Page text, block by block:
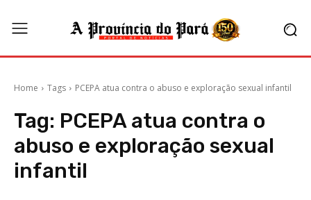
Home Tags PCEPA atua contra o abuso e exploração sexual infantil
Tag: PCEPA atua contra o
abuso e exploração sexual
infantil